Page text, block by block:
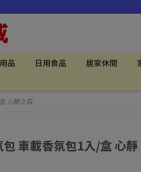
品 日用食品 居家休閒
心靜之森
包 車載香氛包1入/盒 心靜